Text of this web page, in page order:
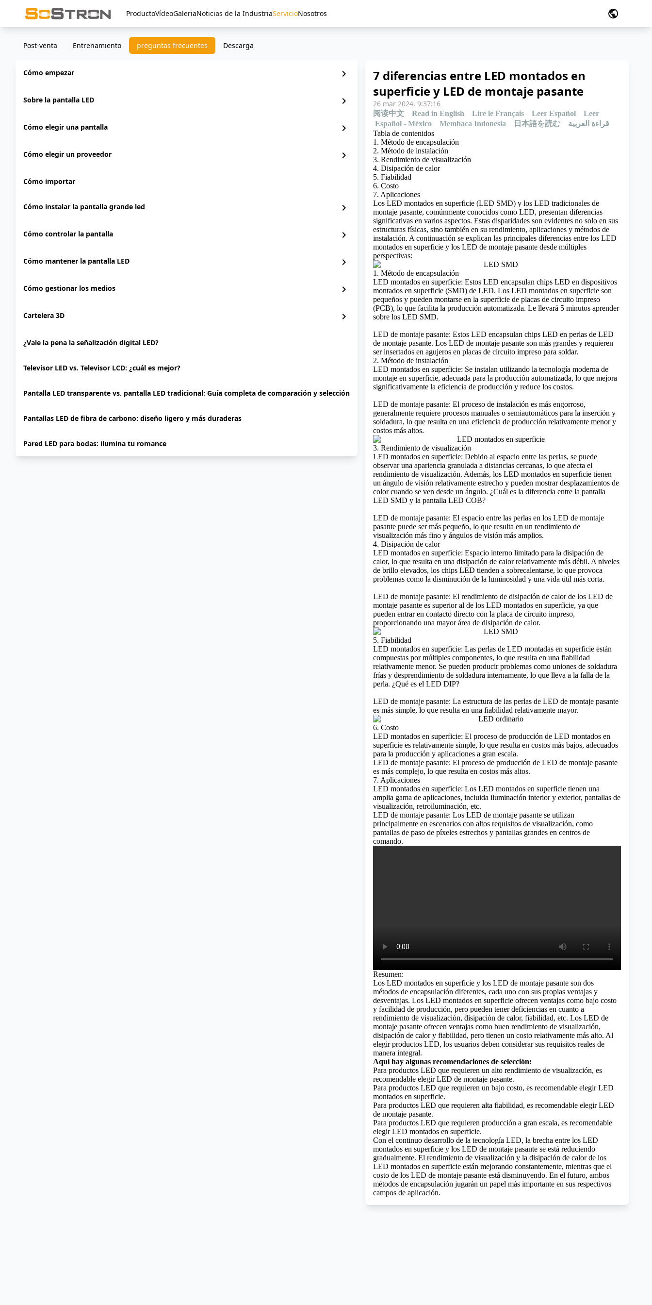
ProductoVídeoGaleriaNoticias de la IndustriaServicioNosotros public
Post-venta Entrenamiento preguntas frecuentes Descarga
Cómo empezar chevron_right
Sobre la pantalla LED chevron_right
Cómo elegir una pantalla chevron_right
Cómo elegir un proveedor chevron_right
Cómo importar
Cómo instalar la pantalla grande led chevron_right
Cómo controlar la pantalla chevron_right
Cómo mantener la pantalla LED chevron_right
Cómo gestionar los medios chevron_right
Cartelera 3D chevron_right
¿Vale la pena la señalización digital LED?
Televisor LED vs. Televisor LCD: ¿cuál es mejor?
Pantalla LED transparente vs. pantalla LED tradicional: Guía completa de comparación y selección
Pantallas LED de fibra de carbono: diseño ligero y más duraderas
Pared LED para bodas: ilumina tu romance
7 diferencias entre LED montados en
superficie y LED de montaje pasante
26 mar 2024, 9:37:16
阅读中文 Read in English Lire le Français Leer Español
Leer
Español - México
Membaca Indonesia 日本語を読む
قراءة العربية
Tabla de contenidos
1. Método de encapsulación
2. Método de instalación
3. Rendimiento de visualización
4. Disipación de calor
5. Fiabilidad
6. Costo
7. Aplicaciones
Los LED montados en superficie (LED SMD) y los LED tradicionales de
montaje pasante, comúnmente conocidos como LED, presentan diferencias
significativas en varios aspectos. Estas disparidades son evidentes no solo en sus
estructuras físicas, sino también en su rendimiento, aplicaciones y métodos de
instalación. A continuación se explican las principales diferencias entre los LED
montados en superficie y los LED de montaje pasante desde múltiples
perspectivas:
1. Método de encapsulación
LED montados en superficie: Estos LED encapsulan chips LED en dispositivos
montados en superficie (SMD) de LED. Los LED montados en superficie son
pequeños y pueden montarse en la superficie de placas de circuito impreso
(PCB), lo que facilita la producción automatizada. Le llevará 5 minutos aprender
sobre los LED SMD.
LED de montaje pasante: Estos LED encapsulan chips LED en perlas de LED
de montaje pasante. Los LED de montaje pasante son más grandes y requieren
ser insertados en agujeros en placas de circuito impreso para soldar.
2. Método de instalación
LED montados en superficie: Se instalan utilizando la tecnología moderna de
montaje en superficie, adecuada para la producción automatizada, lo que mejora
significativamente la eficiencia de producción y reduce los costos.
LED de montaje pasante: El proceso de instalación es más engorroso,
generalmente requiere procesos manuales o semiautomáticos para la inserción y
soldadura, lo que resulta en una eficiencia de producción relativamente menor y
costos más altos.
3. Rendimiento de visualización
LED montados en superficie: Debido al espacio entre las perlas, se puede
observar una apariencia granulada a distancias cercanas, lo que afecta el
rendimiento de visualización. Además, los LED montados en superficie tienen
un ángulo de visión relativamente estrecho y pueden mostrar desplazamientos de
color cuando se ven desde un ángulo. ¿Cuál es la diferencia entre la pantalla
LED SMD y la pantalla LED COB?
LED de montaje pasante: El espacio entre las perlas en los LED de montaje
pasante puede ser más pequeño, lo que resulta en un rendimiento de
visualización más fino y ángulos de visión más amplios.
4. Disipación de calor
LED montados en superficie: Espacio interno limitado para la disipación de
calor, lo que resulta en una disipación de calor relativamente más débil. A niveles
de brillo elevados, los chips LED tienden a sobrecalentarse, lo que provoca
problemas como la disminución de la luminosidad y una vida útil más corta.
LED de montaje pasante: El rendimiento de disipación de calor de los LED de
montaje pasante es superior al de los LED montados en superficie, ya que
pueden entrar en contacto directo con la placa de circuito impreso,
proporcionando una mayor área de disipación de calor.
5. Fiabilidad
LED montados en superficie: Las perlas de LED montadas en superficie están
compuestas por múltiples componentes, lo que resulta en una fiabilidad
relativamente menor. Se pueden producir problemas como uniones de soldadura
frías y desprendimiento de soldadura internamente, lo que lleva a la falla de la
perla. ¿Qué es el LED DIP?
LED de montaje pasante: La estructura de las perlas de LED de montaje pasante
es más simple, lo que resulta en una fiabilidad relativamente mayor.
6. Costo
LED montados en superficie: El proceso de producción de LED montados en
superficie es relativamente simple, lo que resulta en costos más bajos, adecuados
para la producción y aplicaciones a gran escala.
LED de montaje pasante: El proceso de producción de LED de montaje pasante
es más complejo, lo que resulta en costos más altos.
7. Aplicaciones
LED montados en superficie: Los LED montados en superficie tienen una
amplia gama de aplicaciones, incluida iluminación interior y exterior, pantallas de
visualización, retroiluminación, etc.
LED de montaje pasante: Los LED de montaje pasante se utilizan
principalmente en escenarios con altos requisitos de visualización, como
pantallas de paso de píxeles estrechos y pantallas grandes en centros de
comando.
Resumen:
Los LED montados en superficie y los LED de montaje pasante son dos
métodos de encapsulación diferentes, cada uno con sus propias ventajas y
desventajas. Los LED montados en superficie ofrecen ventajas como bajo costo
y facilidad de producción, pero pueden tener deficiencias en cuanto a
rendimiento de visualización, disipación de calor, fiabilidad, etc. Los LED de
montaje pasante ofrecen ventajas como buen rendimiento de visualización,
disipación de calor y fiabilidad, pero tienen un costo relativamente más alto. Al
elegir productos LED, los usuarios deben considerar sus requisitos reales de
manera integral.
Aquí hay algunas recomendaciones de selección:
Para productos LED que requieren un alto rendimiento de visualización, es
recomendable elegir LED de montaje pasante.
Para productos LED que requieren un bajo costo, es recomendable elegir LED
montados en superficie.
Para productos LED que requieren alta fiabilidad, es recomendable elegir LED
de montaje pasante.
Para productos LED que requieren producción a gran escala, es recomendable
elegir LED montados en superficie.
Con el continuo desarrollo de la tecnología LED, la brecha entre los LED
montados en superficie y los LED de montaje pasante se está reduciendo
gradualmente. El rendimiento de visualización y la disipación de calor de los
LED montados en superficie están mejorando constantemente, mientras que el
costo de los LED de montaje pasante está disminuyendo. En el futuro, ambos
métodos de encapsulación jugarán un papel más importante en sus respectivos
campos de aplicación.